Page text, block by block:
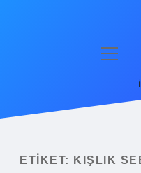
menüyü
ETIKET: KIŞLIK